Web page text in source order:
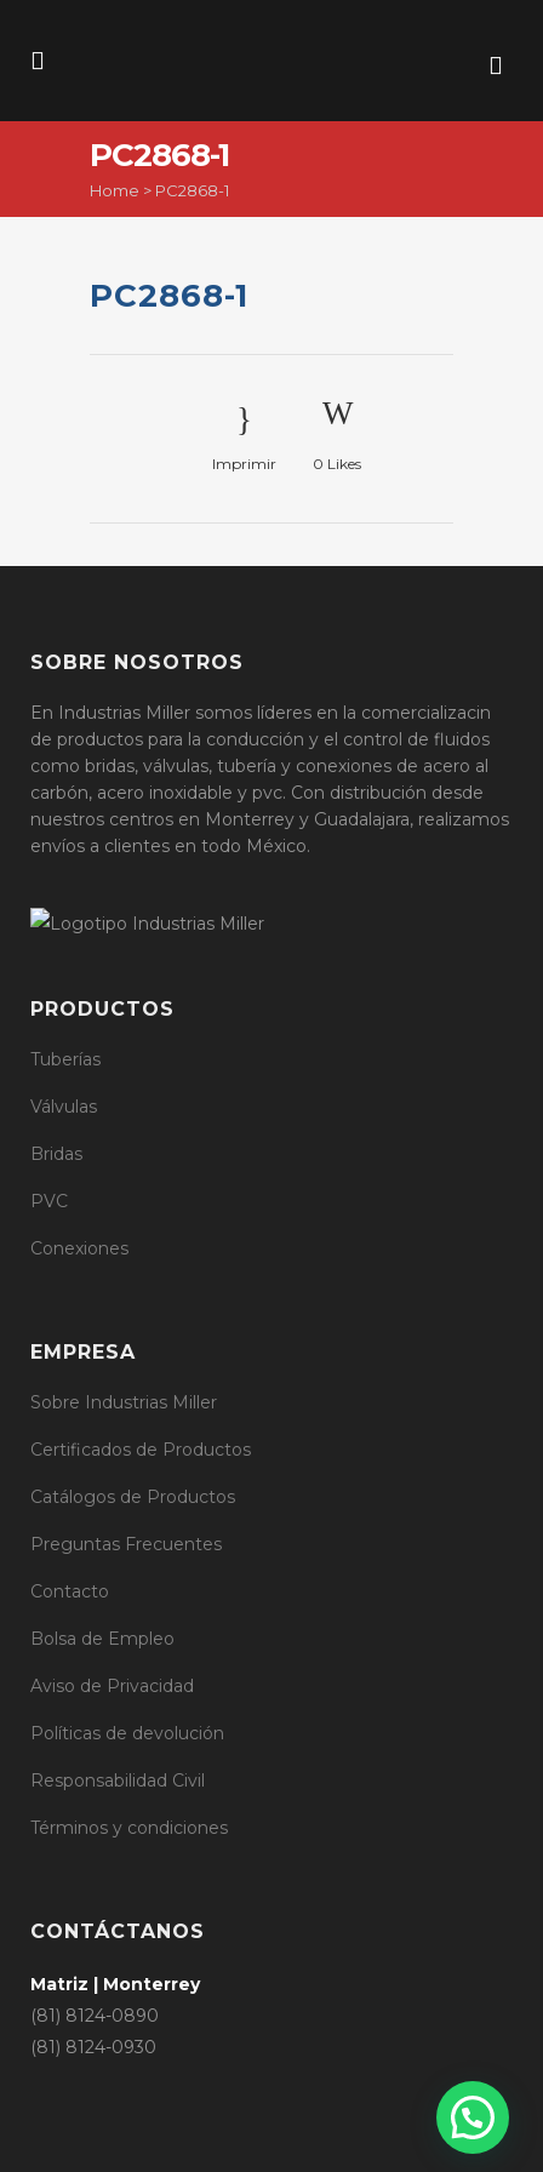
PC2868-1
Home > PC2868-1
PC2868-1
Imprimir 0 Likes
SOBRE NOSOTROS
En Industrias Miller somos líderes en la comercializacin
de productos para la conducción y el control de fluidos
como bridas, válvulas, tubería y conexiones de acero al
carbón, acero inoxidable y pvc. Con distribución desde
nuestros centros en Monterrey y Guadalajara, realizamos
envíos a clientes en todo México.
PRODUCTOS
Tuberías
Válvulas
Bridas
PVC
Conexiones
EMPRESA
Sobre Industrias Miller
Certificados de Productos
Catálogos de Productos
Preguntas Frecuentes
Contacto
Bolsa de Empleo
Aviso de Privacidad
Políticas de devolución
Responsabilidad Civil
Términos y condiciones
CONTÁCTANOS
Matriz | Monterrey
(81) 8124-0890
(81) 8124-0930